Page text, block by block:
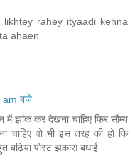
rahey ityaadi kehna
ahaen
am बजे
झांक कर देखना चाहिए फिर सौम्य
चाहिए वो भी इस तरह की हो कि
बढ़िया पोस्ट झकास बधाई